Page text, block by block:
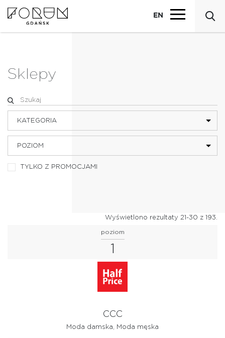
EN
Sklepy
KATEGORIA
ELEKTRONIKA I MULTIMEDIA
KSIĄŻKI, PRASA I PREZENTY
KULTURA I ROZRYWKA
MODA MĘSKA
POZIOM
TYLKO Z PROMOCJAMI
Wyświetlono rezultaty 21-30 z 193.
poziom
1
CCC
Moda damska, Moda męska